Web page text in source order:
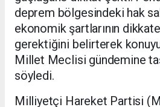
deprem bölgesindeki hak
ekonomik şartlarının dikkate
gerektiğini belirterek
Millet Meclisi gündemine
söyledi.
Milliyetçi Hareket Partisi